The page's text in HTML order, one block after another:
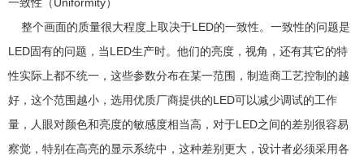
整个画面的质量很大程度上取决于LED的一致性。一致性的问题是
LED固有的问题，当LED生产时。他们的亮度，视角，还有其它的特
性实际上都不统一，这些参数分布在某一范围，制造商工艺控制的越
好，这个范围越小，选用优质厂商提供的LED可以减少调试的工作
量，人眼对颜色和亮度的敏感度相当高，对于LED之间的差别很容易
察觉，特别在高亮的显示系统中，这种差别更大，设计者必须采用各